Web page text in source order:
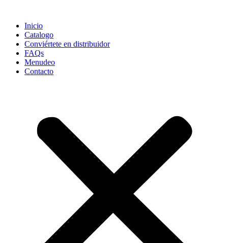
contenido
Inicio
Catalogo
Conviértete en distribuidor
FAQs
Menudeo
Contacto